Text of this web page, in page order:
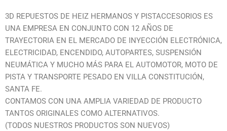
3D REPUESTOS DE HEIZ HERMANOS Y PISTACCESORIOS ES
UNA EMPRESA EN CONJUNTO CON 12 AÑOS DE
TRAYECTORIA EN EL MERCADO DE INYECCIÓN ELECTRÓNICA,
ELECTRICIDAD, ENCENDIDO, AUTOPARTES, SUSPENSIÓN
NEUMÁTICA Y MUCHO MÁS PARA EL AUTOMOTOR, MOTO DE
PISTA Y TRANSPORTE PESADO EN VILLA CONSTITUCIÓN,
SANTA FE.
CONTAMOS CON UNA AMPLIA VARIEDAD DE PRODUCTO
TANTOS ORIGINALES COMO ALTERNATIVOS.
(TODOS NUESTROS PRODUCTOS SON NUEVOS)